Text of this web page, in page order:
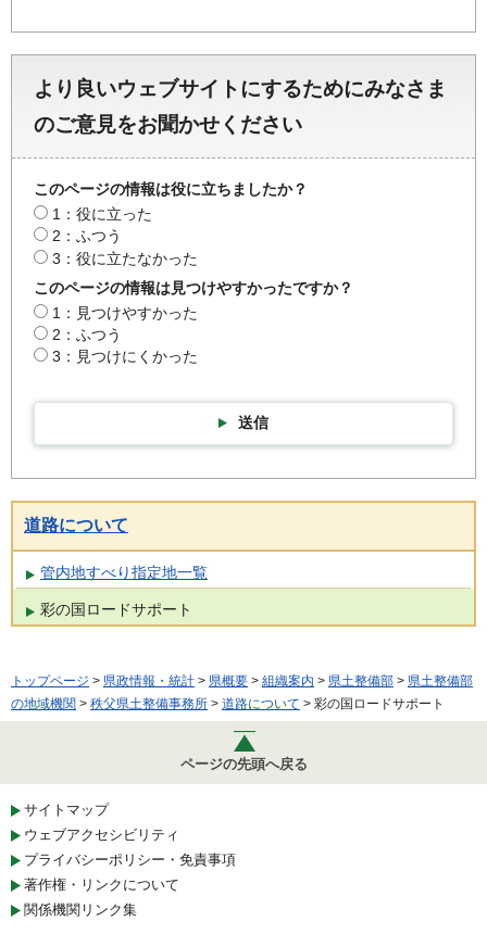
より良いウェブサイトにするためにみなさま
のご意見をお聞かせください
このページの情報は役に立ちましたか？
1：役に立った
2：ふつう
3：役に立たなかった
このページの情報は見つけやすかったですか？
1：見つけやすかった
2：ふつう
3：見つけにくかった
送信
道路について
管内地すべり指定地一覧
彩の国ロードサポート
トップページ > 県政情報・統計 > 県概要 > 組織案内 > 県土整備部 > 県土整備部
の地域機関 > 秩父県土整備事務所 > 道路について > 彩の国ロードサポート
ページの先頭へ戻る
サイトマップ
ウェブアクセシビリティ
プライバシーポリシー・免責事項
著作権・リンクについて
関係機関リンク集